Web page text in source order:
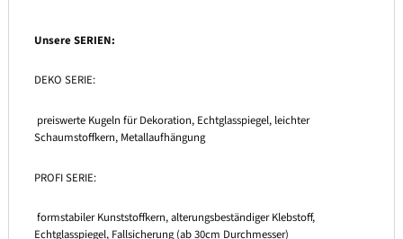
Unsere SERIEN:
DEKO SERIE:
preiswerte Kugeln für Dekoration, Echtglasspiegel, leichter
Schaumstoffkern, Metallaufhängung
PROFI SERIE:
formstabiler Kunststoffkern, alterungsbeständiger Klebstoff,
Echtglasspiegel, Fallsicherung (ab 30cm Durchmesser)